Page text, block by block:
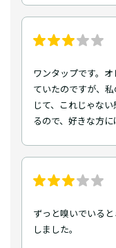
ワンタップです。
ていたのですが、
じて、これじゃな
るので、好きな方に
ずっと嗅いでいる
しました。